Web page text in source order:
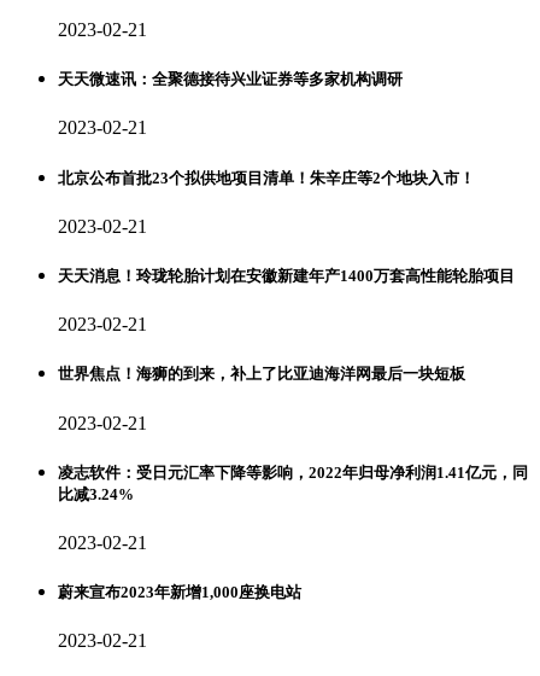
2023-02-21
天天微速讯：全聚德接待兴业证券等多家机构调研
2023-02-21
北京公布首批23个拟供地项目清单！朱辛庄等2个地块入市！
2023-02-21
天天消息！玲珑轮胎计划在安徽新建年产1400万套高性能轮胎项目
2023-02-21
世界焦点！海狮的到来，补上了比亚迪海洋网最后一块短板
2023-02-21
凌志软件：受日元汇率下降等影响，2022年归母净利润1.41亿元，同
比减3.24%
2023-02-21
蔚来宣布2023年新增1,000座换电站
2023-02-21